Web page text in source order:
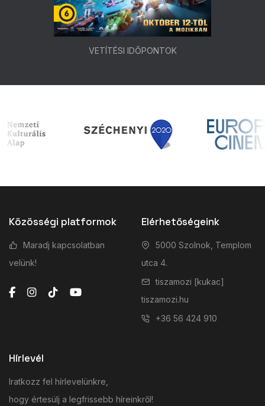
VETÍTÉSI IDŐPONTOK
Közösségi platformok
Maradj kapcsolatban
velünk!
Elérhetőségeink
5000 Szolnok, Templom
utca 4.
tiszamozi [kukac]
tiszamozi.hu
+36 56 424 910
Hírlevél
Iratkozz fel hírlevelünkre,
hogy értesülj a legfrissebb híreinkről!